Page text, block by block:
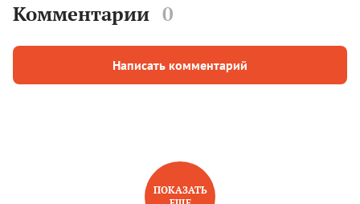
Комментарии 0
Написать комментарий
ПОКАЗАТЬ